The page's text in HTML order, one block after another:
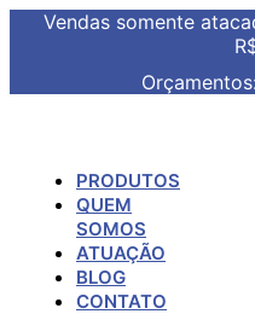
Vendas somente
PRODUTOS
QUEM
SOMOS
ATUAÇÃO
BLOG
CONTATO